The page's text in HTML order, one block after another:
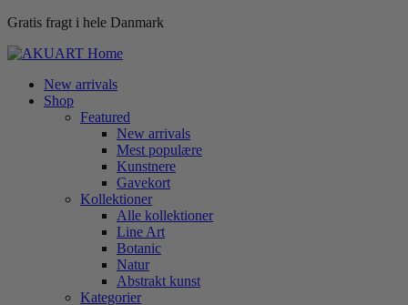
Gratis fragt i hele Danmark
New arrivals
Shop
Featured
New arrivals
Mest populære
Kunstnere
Gavekort
Kollektioner
Alle kollektioner
Line Art
Botanic
Natur
Abstrakt kunst
Kategorier